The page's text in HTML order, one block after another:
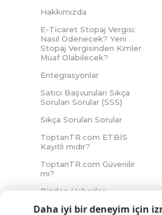
Daha iyi bir deneyim için
Hakkımızda
E-Ticaret Stopaj Vergisi:
Nasıl Ödenecek? Yeni
Stopaj Vergisinden Kimler
Muaf Olabilecek?
Entegrasyonlar
Satıcı Başvuruları Sıkça
Sorulan Sorular (SSS)
Sıkça Sorulan Sorular
ToptanTR.com ETBİS
Kayıtlı mıdır?
ToptanTR.com Güvenilir
mi?
Bizden Haberler